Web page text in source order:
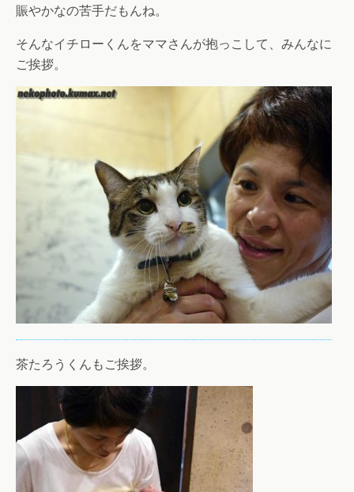
賑やかなの苦手だもんね。
そんなイチローくんをママさんが抱っこして、みんなに
ご挨拶。
茶たろうくんもご挨拶。